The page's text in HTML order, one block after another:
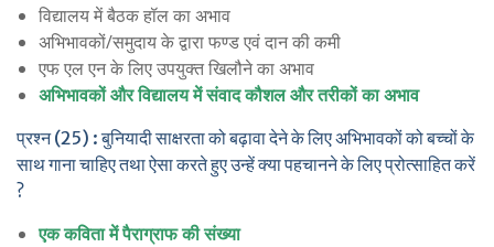
विद्यालय में बैठक हॉल का अभाव
अभिभावकों/समुदाय के द्वारा फण्ड एवं दान की कमी
एफ एल एन के लिए उपयुक्त खिलौने का अभाव
अभिभावकों और विद्यालय में संवाद कौशल और तरीकों का अभाव
प्रश्न (25) : बुनियादी साक्षरता को बढ़ावा देने के लिए अभिभावकों को बच्चों के
साथ गाना चाहिए तथा ऐसा करते हुए उन्हें क्या पहचानने के लिए प्रोत्साहित करें
?
एक कविता में पैराग्राफ की संख्या